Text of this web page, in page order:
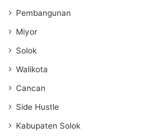
Pembangunan
Miyor
Solok
Walikota
Cancan
Side Hustle
Kabupaten Solok